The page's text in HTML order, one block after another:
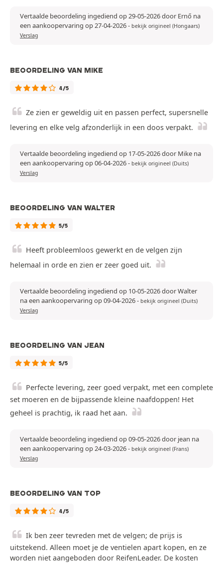
Vertaalde beoordeling ingediend op 29-05-2026 door Ernő na
een aankoopervaring op 27-04-2026- bekijk origineel (Hongaars)
Verslag
BEOORDELING VAN MIKE
4/5
Ze zien er geweldig uit en passen perfect, supersnelle
levering en elke velg afzonderlijk in een doos verpakt.
Vertaalde beoordeling ingediend op 17-05-2026 door Mike na
een aankoopervaring op 06-04-2026- bekijk origineel (Duits)
Verslag
BEOORDELING VAN WALTER
5/5
Heeft probleemloos gewerkt en de velgen zijn
helemaal in orde en zien er zeer goed uit.
Vertaalde beoordeling ingediend op 10-05-2026 door Walter
na een aankoopervaring op 09-04-2026- bekijk origineel (Duits)
Verslag
BEOORDELING VAN JEAN
5/5
Perfecte levering, zeer goed verpakt, met een complete
set moeren en de bijpassende kleine naafdoppen! Het
geheel is prachtig, ik raad het aan.
Vertaalde beoordeling ingediend op 09-05-2026 door jean na
een aankoopervaring op 24-03-2026- bekijk origineel (Frans)
Verslag
BEOORDELING VAN TOP
4/5
Ik ben zeer tevreden met de velgen; de prijs is
uitstekend. Alleen moet je de ventielen apart kopen, en ze
worden niet aangeboden door ReifenLeader. De kosten